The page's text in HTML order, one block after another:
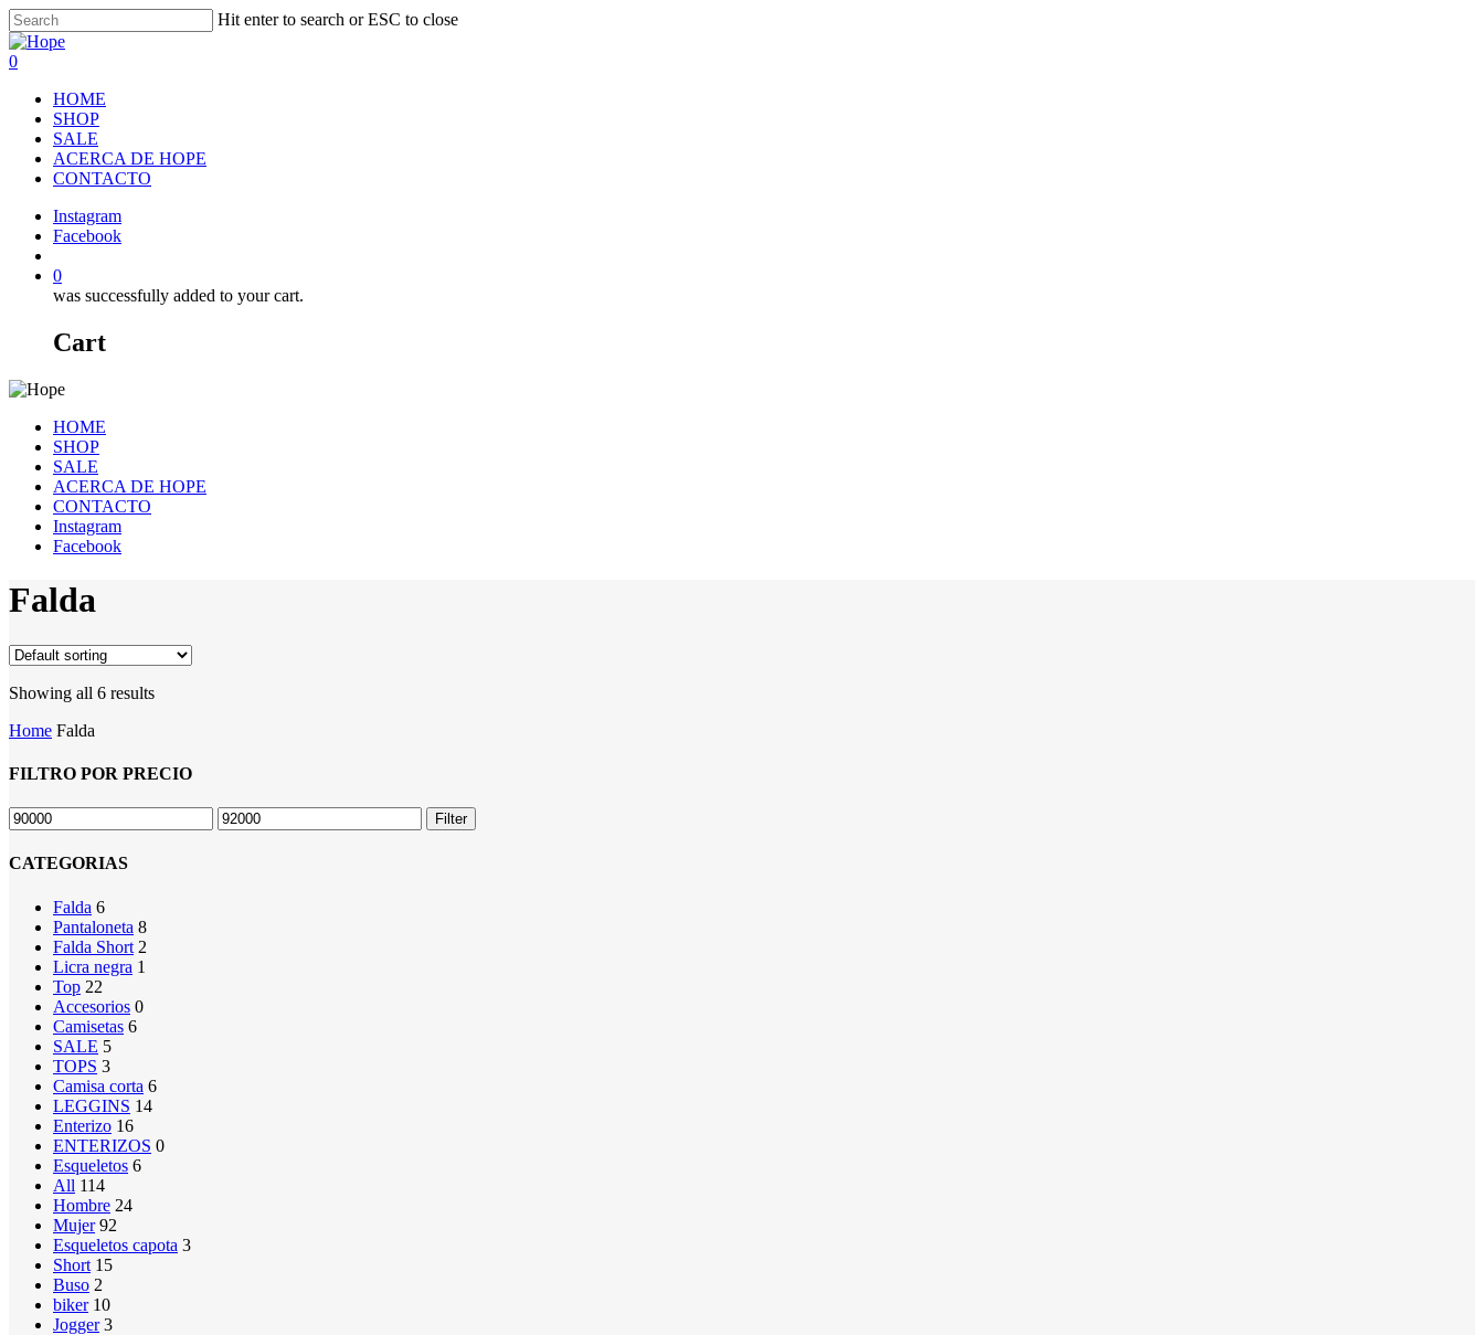
Skip
to
main
Hit enter to search or ESC to close
Close
Search
search
0
HOME
SHOP
SALE
ACERCA DE HOPE
CONTACTO
Instagram
Facebook
0
was successfully added to your cart.
Cart
HOME
SHOP
SALE
ACERCA DE HOPE
CONTACTO
Instagram
Facebook
Falda
Showing all 6 results
Home Falda
FILTRO POR PRECIO
Min
price
Max
price
Filter
CATEGORIAS
Falda 6
Pantaloneta 8
Falda Short 2
Licra negra 1
Top 22
Accesorios 0
Camisetas 6
SALE 5
TOPS 3
Camisa corta 6
LEGGINS 14
Enterizo 16
ENTERIZOS 0
Esqueletos 6
All 114
Hombre 24
Mujer 92
Esqueletos capota 3
Short 15
Buso 2
biker 10
Jogger 3